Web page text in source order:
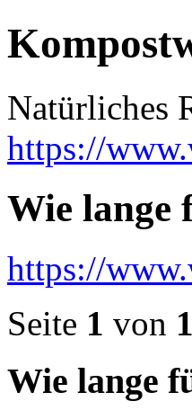
Natürliches
https://
Wie lange
https://
Seite 1 von 1
Wie lange